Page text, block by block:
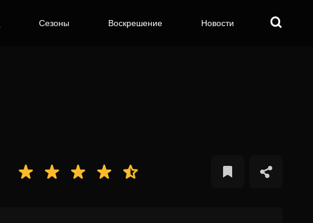
Сезоны Воскрешение Новости